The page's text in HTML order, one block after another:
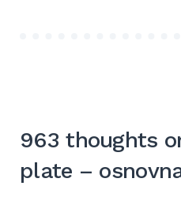
963 thoughts
plate –